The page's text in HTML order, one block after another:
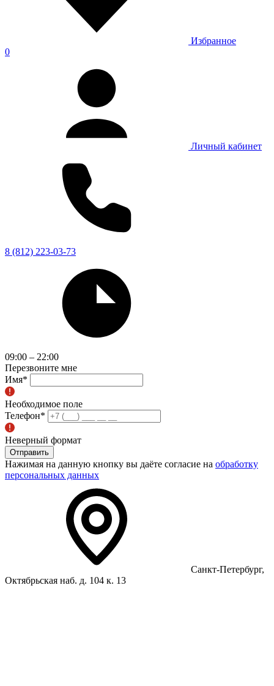
Избранное
0
Личный кабинет
8 (812) 223-03-73
09:00 – 22:00
Перезвоните мне
Имя*
Необходимое поле
Телефон*
Неверный формат
Отправить
Нажимая на данную кнопку вы даёте согласие на обработку
персональных данных
Санкт-Петербург,
Октябрьская наб. д. 104 к. 13